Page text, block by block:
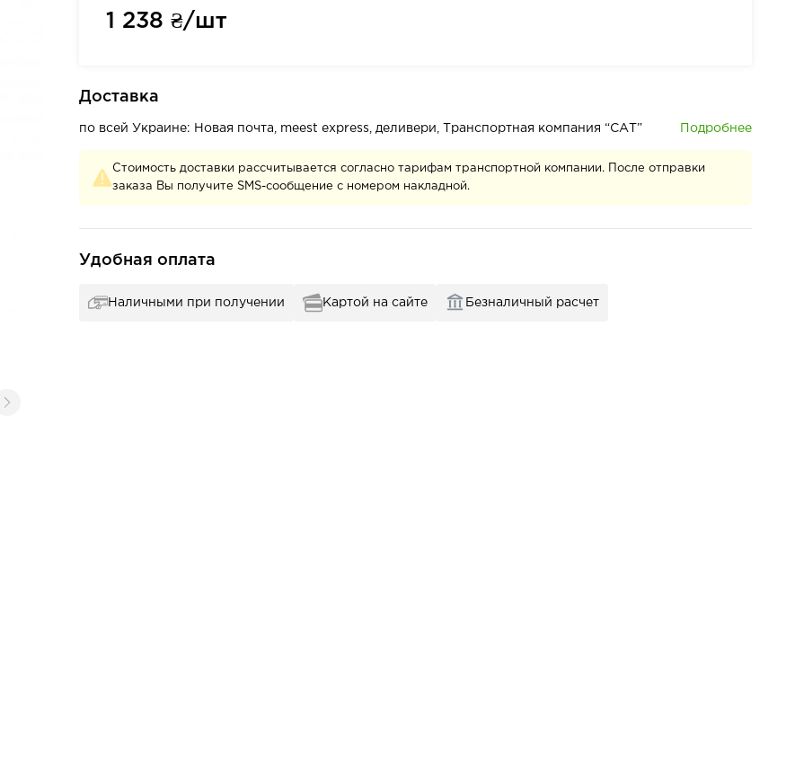
1 238 ₴/шт
Доставка
по всей Украине: Новая почта, meest express, деливери, Транспортная компания “САТ” Подробнее
Стоимость доставки рассчитывается согласно тарифам транспортной компании. После отправки
заказа Вы получите SMS-сообщение с номером накладной.
Удобная оплата
Наличными при получении Картой на сайте Безналичный расчет